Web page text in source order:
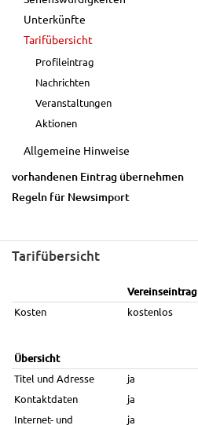
Unterkünfte
Tarifübersicht
Profileintrag
Nachrichten
Veranstaltungen
Aktionen
Allgemeine Hinweise
vorhandenen Eintrag übernehmen
Regeln für Newsimport
Tarifübersicht
Vereinseintrag
Kosten kostenlos
Übersicht
Titel und Adresse ja
Kontaktdaten
ja
Internet- und
ja